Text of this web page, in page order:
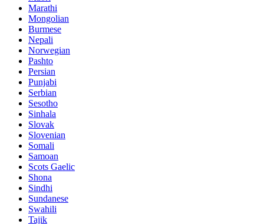
Marathi
Mongolian
Burmese
Nepali
Norwegian
Pashto
Persian
Punjabi
Serbian
Sesotho
Sinhala
Slovak
Slovenian
Somali
Samoan
Scots Gaelic
Shona
Sindhi
Sundanese
Swahili
Tajik